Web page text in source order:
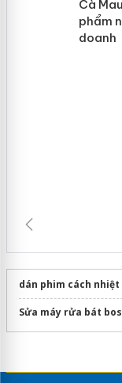
dán phim cách nhiệt
Sửa máy rửa bát